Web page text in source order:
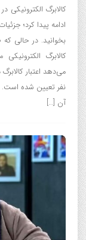
ادامه پیدا کرد؛
بخوانید. در حالی
کالابرگ
نفر تعیین شده است.
آن […]